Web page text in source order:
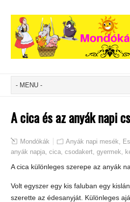
A cica és az anyák napi
Mondókák Anyák napi mesék
anyák napja ,cica ,csodakert ,gyermek
A cica különleges szerepe az anyák
Volt egyszer egy kis faluban egy
szerette az édesanyját. Különleges